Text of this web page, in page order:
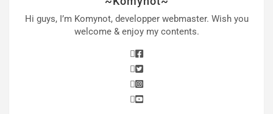
Hi guys, I’m Komynot, developper webmaster. Wish you
welcome & enjoy my contents.